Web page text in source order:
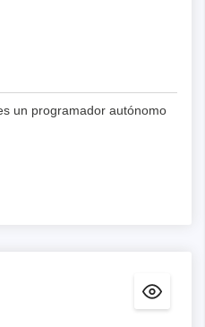
un programador autónomo